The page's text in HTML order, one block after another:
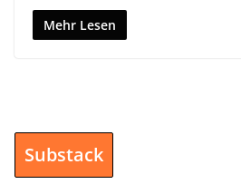
Mehr Lesen
Substack